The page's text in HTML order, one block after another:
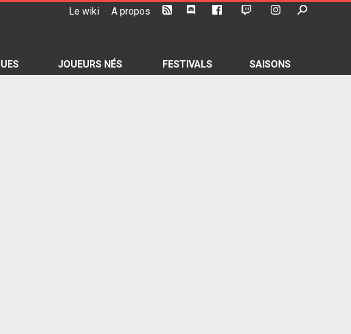
Le wiki A propos
JOUEURS NÉS FESTIVALS SAISONS